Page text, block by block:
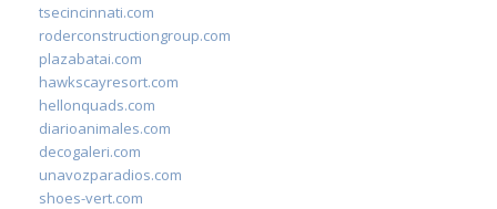
tsecincinnati.com
roderconstructiongroup.com
plazabatai.com
hawkscayresort.com
hellonquads.com
diarioanimales.com
decogaleri.com
unavozparadios.com
shoes-vert.com